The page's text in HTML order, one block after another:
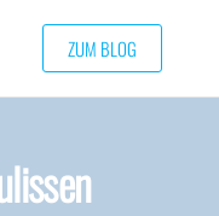
ZUM BLOG